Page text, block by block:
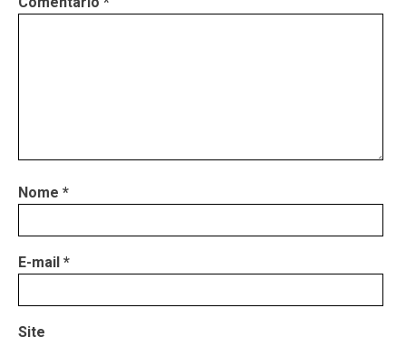
Nome *
E-mail *
Site